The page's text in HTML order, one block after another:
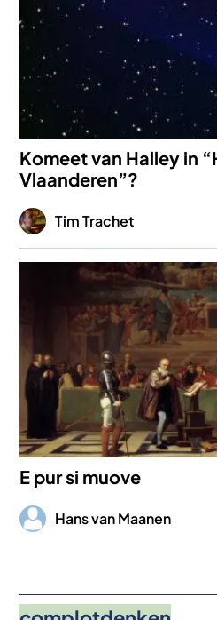
Komeet van Halley in
Vlaanderen”?
Afbeelding
Tim Trachet
Afbeelding
E pur si muove
Afbeelding
Hans van Maanen